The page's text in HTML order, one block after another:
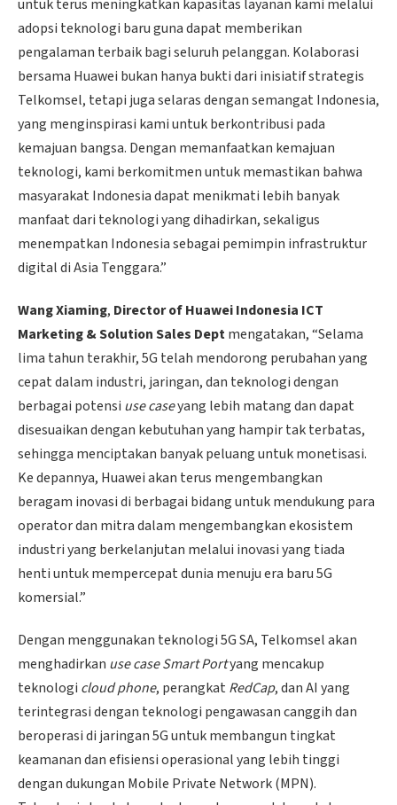
untuk terus meningkatkan kapasitas layanan kami melalui
adopsi teknologi baru guna dapat memberikan
pengalaman terbaik bagi seluruh pelanggan. Kolaborasi
bersama Huawei bukan hanya bukti dari inisiatif strategis
Telkomsel, tetapi juga selaras dengan semangat Indonesia,
yang menginspirasi kami untuk berkontribusi pada
kemajuan bangsa. Dengan memanfaatkan kemajuan
teknologi, kami berkomitmen untuk memastikan bahwa
masyarakat Indonesia dapat menikmati lebih banyak
manfaat dari teknologi yang dihadirkan, sekaligus
menempatkan Indonesia sebagai pemimpin infrastruktur
digital di Asia Tenggara.”
Wang Xiaming, Director of Huawei Indonesia ICT
Marketing & Solution Sales Deptmengatakan, “Selama
lima tahun terakhir, 5G telah mendorong perubahan yang
cepat dalam industri, jaringan, dan teknologi dengan
berbagai potensi use caseyang lebih matang dan dapat
disesuaikan dengan kebutuhan yang hampir tak terbatas,
sehingga menciptakan banyak peluang untuk monetisasi.
Ke depannya, Huawei akan terus mengembangkan
beragam inovasi di berbagai bidang untuk mendukung para
operator dan mitra dalam mengembangkan ekosistem
industri yang berkelanjutan melalui inovasi yang tiada
henti untuk mempercepat dunia menuju era baru 5G
komersial.”
Dengan menggunakan teknologi 5G SA, Telkomsel akan
menghadirkan use caseSmart Portyang mencakup
teknologi cloud phone, perangkat RedCap, dan AI yang
terintegrasi dengan teknologi pengawasan canggih dan
beroperasi di jaringan 5G untuk membangun tingkat
keamanan dan efisiensi operasional yang lebih tinggi
dengan dukungan Mobile Private Network (MPN).